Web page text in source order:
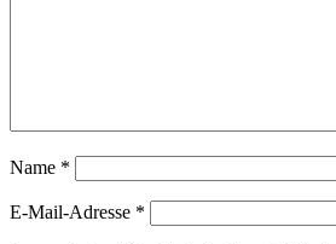
Name *
E-Mail-Adresse *